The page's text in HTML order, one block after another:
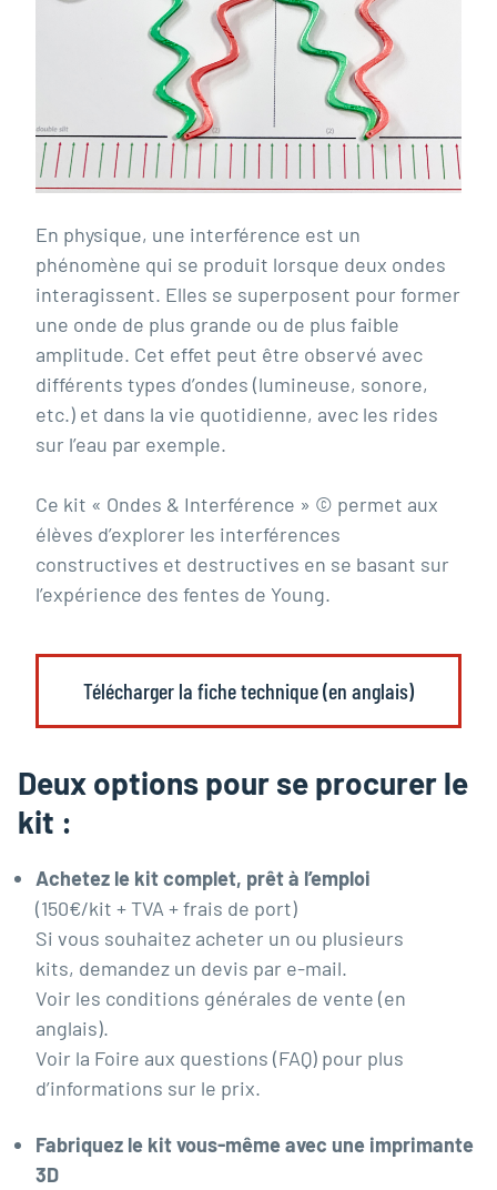
En physique, une interférence est un
phénomène qui se produit lorsque deux ondes
interagissent. Elles se superposent pour former
une onde de plus grande ou de plus faible
amplitude. Cet effet peut être observé avec
différents types d’ondes (lumineuse, sonore,
etc.) et dans la vie quotidienne, avec les rides
sur l’eau par exemple.
Ce kit « Ondes & Interférence » © permet aux
élèves d’explorer les interférences
constructives et destructives en se basant sur
l’expérience des fentes de Young.
Télécharger la fiche technique (en anglais)
Deux options pour se procurer le
kit :
Achetez le kit complet, prêt à l’emploi
(150€/kit + TVA + frais de port)
Si vous souhaitez acheter un ou plusieurs
kits, demandez un devis par e-mail.
Voir les conditions générales de vente (en
anglais).
Voir la Foire aux questions (FAQ) pour plus
d’informations sur le prix.
Fabriquez le kit vous-même avec une imprimante
3D